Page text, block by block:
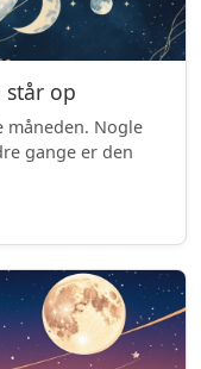
står op
Nogle
gange er den